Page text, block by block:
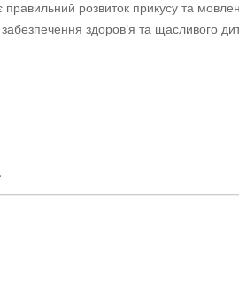
правильний розвиток прикусу та
здоров’я та щасливого